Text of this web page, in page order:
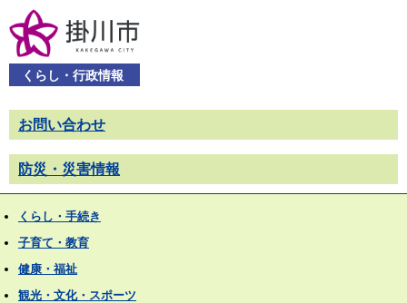
くらし・行政情報
お問い合わせ
防災・災害情報
くらし・手続き
子育て・教育
健康・福祉
観光・文化・スポーツ